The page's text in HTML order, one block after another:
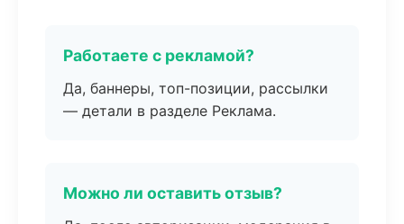
Работаете с рекламой?
Да, баннеры, топ-позиции, рассылки
— детали в разделе Реклама.
Можно ли оставить отзыв?